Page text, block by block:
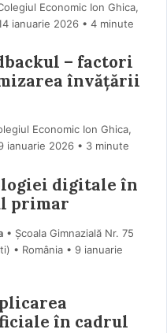
Economic Ion Ghica,
ianuarie 2026 • 4 minute
– factori
învățării
Economic Ion Ghica,
ianuarie 2026 • 3 minute
digitale în
primar
• Școala Gimnazială Nr. 75
• România
9 ianuarie
în cadrul